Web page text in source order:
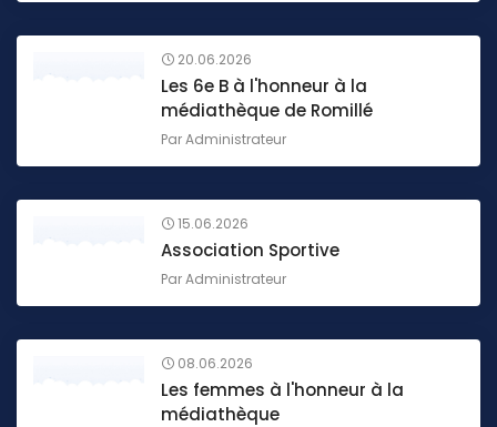
20.06.2026
Les 6e B à l'honneur à la
médiathèque de Romillé
ParAdministrateur
15.06.2026
Association Sportive
ParAdministrateur
08.06.2026
Les femmes à l'honneur à la
médiathèque